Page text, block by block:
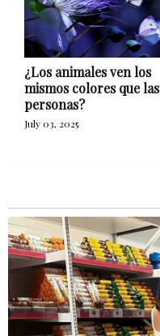
¿Los animales ven los
mismos colores que las
personas?
July 03, 2025